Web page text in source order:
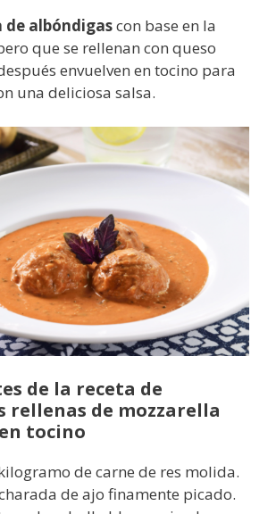
de albóndigascon base en la
que se rellenan con queso
envuelven en tocino para
una deliciosa salsa.
de la receta de
rellenas de mozzarella
tocino
de carne de res molida.
de ajo finamente picado.